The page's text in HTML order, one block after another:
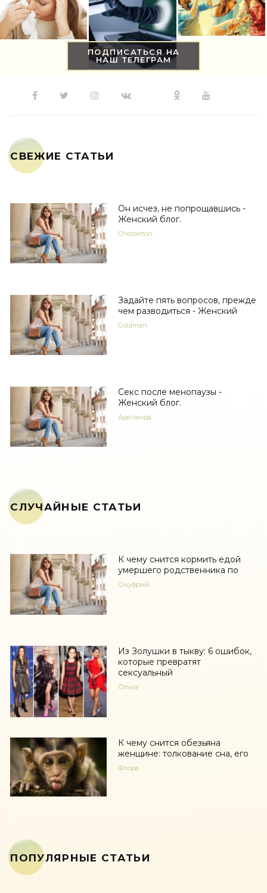
ПОДПИСАТЬСЯ НА
НАШ ТЕЛЕГРАМ
СВЕЖИЕ СТАТЬИ
Он исчез, не попрощавшись -
Женский блог.
Chesterton
Задайте пять вопросов, прежде
чем разводиться - Женский
Goldman
Секс после менопаузы -
Женский блог.
Аделаида
СЛУЧАЙНЫЕ СТАТЬИ
К чему снится кормить едой
умершего родственника по
Онуфрий
Из Золушки в тыкву: 6 ошибок,
которые превратят
сексуальный
Ольга
К чему снится обезьяна
женщине: толкование сна, его
Флора
ПОПУЛЯРНЫЕ СТАТЬИ